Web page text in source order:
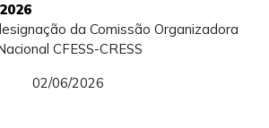
da Comissão Organizadora
CFESS-CRESS
02/06/2026